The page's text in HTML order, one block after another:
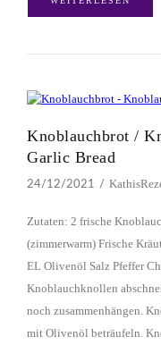
Knoblauchbrot /
Garlic Bread
24/12/2021
Zutaten: 2 frische
(zimmerwarm) Frische
EL Olivenöl Salz Pfeffer
Knoblauchknollen
noch zusammenhängen.
mit Olivenöl beträufeln.